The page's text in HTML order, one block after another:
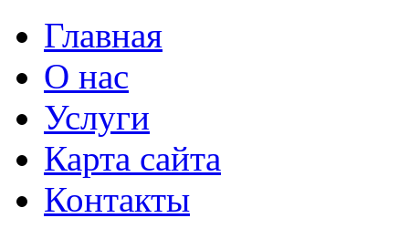
Главная
О нас
Услуги
Карта сайта
Контакты